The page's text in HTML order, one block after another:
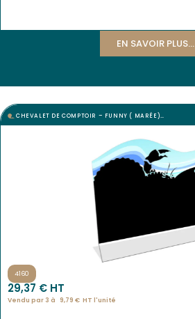
EN SAVOIR PLUS...
CHEVALET DE COMPTOIR – FUNNY ( MARÉE)…
4160
29,37 € HT
Vendu par 3 à 9,79 € HT l'unité